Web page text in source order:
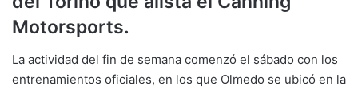
Motorsports.
La actividad del fin de semana comenzó el sábado con los
entrenamientos oficiales, en los que Olmedo se ubicó en la